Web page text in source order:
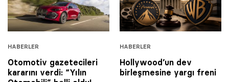
HABERLER
Otomotiv gazetecileri
kararını verdi: “Yılın
HABERLER
Hollywood’un dev
birleşmesine yargı freni